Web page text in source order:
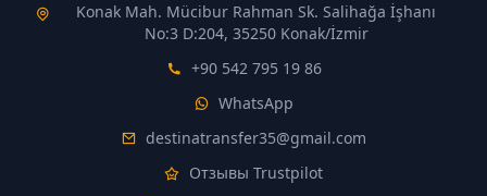
Konak Mah. Mücibur Rahman Sk. Salihağa İşhanı
No:3 D:204, 35250 Konak/İzmir
+90 542 795 19 86
WhatsApp
destinatransfer35@gmail.com
Отзывы Trustpilot